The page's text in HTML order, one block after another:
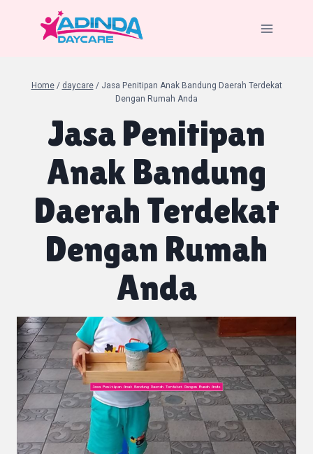
Home / daycare / Jasa Penitipan Anak Bandung Daerah Terdekat
Dengan Rumah Anda
Jasa Penitipan
Anak Bandung
Daerah Terdekat
Dengan Rumah
Anda